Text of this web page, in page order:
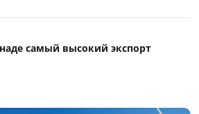
самый высокий экспорт